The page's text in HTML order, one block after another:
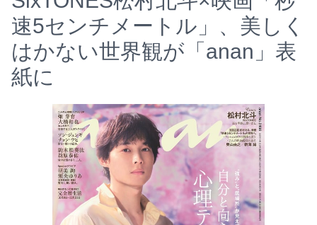
速5センチメートル」、美しく
はかない世界観が「anan」表
紙に